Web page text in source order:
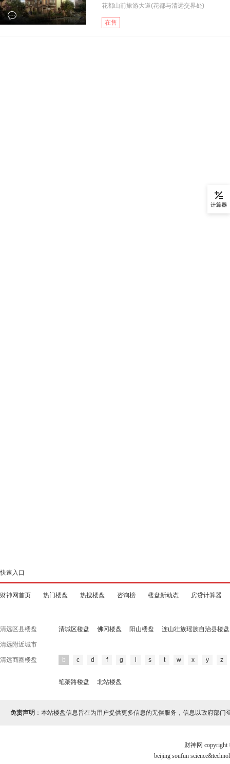
花都山前旅游大道(花都与清远交界处)
在售
快速入口
财神网首页 热门楼盘 热搜楼盘 咨询榜 楼盘新动态 房贷计算器
清远区县楼盘 清城区楼盘 佛冈楼盘 阳山楼盘 连山壮族瑶族自治县楼盘
清远附近城市
清远商圈楼盘 b c d f g s t w x y z
笔架路楼盘 北站楼盘
免责声明 ：本站楼盘信息旨在为用户提供更多信息的无偿服务，信息以政府部门
财神网
beijing soufun